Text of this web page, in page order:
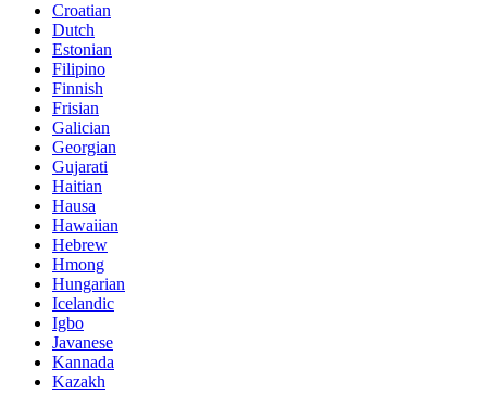
Croatian
Dutch
Estonian
Filipino
Finnish
Frisian
Galician
Georgian
Gujarati
Haitian
Hausa
Hawaiian
Hebrew
Hmong
Hungarian
Icelandic
Igbo
Javanese
Kannada
Kazakh